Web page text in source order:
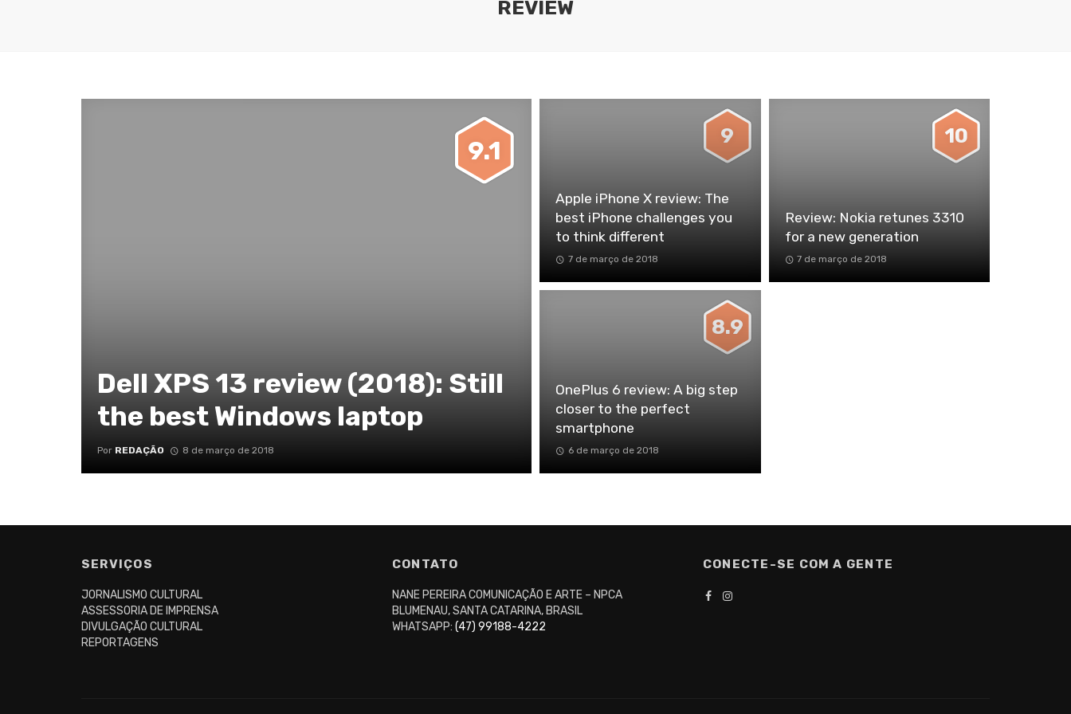
REVIEW
Dell XPS 13 review (2018): Still
the best Windows laptop
Por REDAÇÃO 8 de março de 2018
9.1
Apple iPhone X review: The
best iPhone challenges you
to think different
7 de março de 2018
9
Review: Nokia retunes 3310
for a new generation
7 de março de 2018
10
OnePlus 6 review: A big step
closer to the perfect
smartphone
6 de março de 2018
8.9
SERVIÇOS
JORNALISMO CULTURAL
ASSESSORIA DE IMPRENSA
DIVULGAÇÃO CULTURAL
REPORTAGENS
CONTATO
NANE PEREIRA COMUNICAÇÃO E ARTE – NPCA
BLUMENAU, SANTA CATARINA, BRASIL
WHATSAPP: (47) 99188-4222
CONECTE-SE COM A GENTE